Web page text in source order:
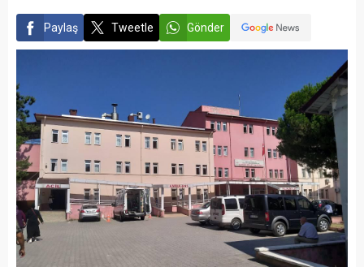
Paylaş Tweetle Gönder